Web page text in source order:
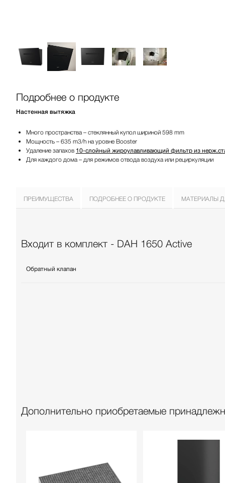
Подробнее о продукте
Настенная вытяжка
Много пространства – стеклянный купол шириной 598 mm
Мощность – 635 m3/h на уровне Booster
Удаление запахов 10-слойный жироулавливающий фильтр из
Для каждого дома – для режимов отвода воздуха или рециркуляции
ПРЕИМУЩЕСТВА ПОДРОБНЕЕ О ПРОДУКТЕ МАТЕРИАЛЫ
Входит в комплект - DAH 1650 Active
Обратный клапан
Дополнительно приобретаемые